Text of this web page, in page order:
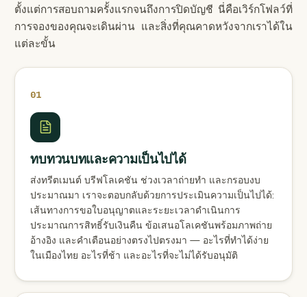
ตั้งแต่การสอบถามครั้งแรกจนถึงการปิดบัญชี นี่คือเวิร์กโฟลว์ที่
การจองของคุณจะเดินผ่าน และสิ่งที่คุณคาดหวังจากเราได้ใน
แต่ละขั้น
01
ทบทวนบทและความเป็นไปได้
ส่งทรีตเมนต์ บรีฟโลเคชัน ช่วงเวลาถ่ายทำ และกรอบงบ
ประมาณมา เราจะตอบกลับด้วยการประเมินความเป็นไปได้:
เส้นทางการขอใบอนุญาตและระยะเวลาดำเนินการ
ประมาณการสิทธิ์รับเงินคืน ข้อเสนอโลเคชันพร้อมภาพถ่าย
อ้างอิง และคำเตือนอย่างตรงไปตรงมา — อะไรที่ทำได้ง่าย
ในเมืองไทย อะไรที่ช้า และอะไรที่จะไม่ได้รับอนุมัติ